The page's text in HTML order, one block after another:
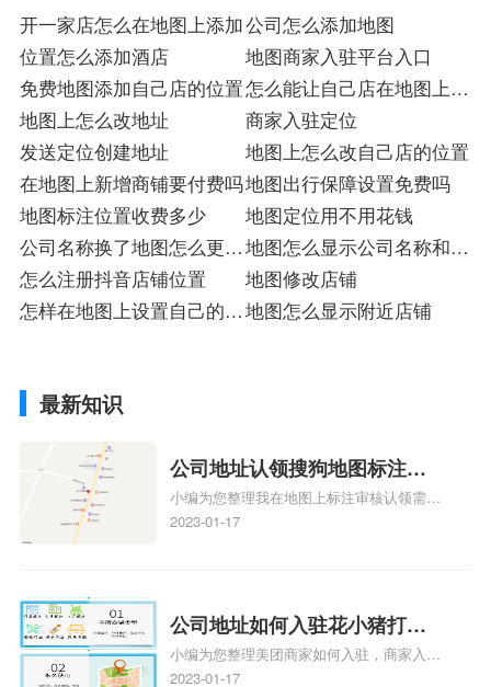
开一家店怎么在地图上添加公司怎么添加地图
位置怎么添加酒店
地图商家入驻平台入口
免费地图添加自己店的位置怎么能让自己店在地图上显
示位置
地图上怎么改地址
商家入驻定位
发送定位创建地址
地图上怎么改自己店的位置
在地图上新增商铺要付费吗地图出行保障设置免费吗
地图标注位置收费多少
地图定位用不用花钱
公司名称换了地图怎么更改
地址
地图怎么显示公司名称和地
址
怎么注册抖音店铺位置
地图修改店铺
怎样在地图上设置自己的位地图怎么显示附近店铺
最新知识
公司地址认领搜狗地图标注多
久审核？公司地址认领地图标
注多久审核？
小编为您整理我在地图上标注审核认领需要
多久、我在地图上标注审核认领需要多久
情可查看下方正文！
2023-01-17
公司地址如何入驻花小猪打车
地图标记？指路人地图标注服
小编为您整理美团商家如何入驻，商家入驻
教程、商家如何入驻地图、如何入驻地:、
2023-01-17